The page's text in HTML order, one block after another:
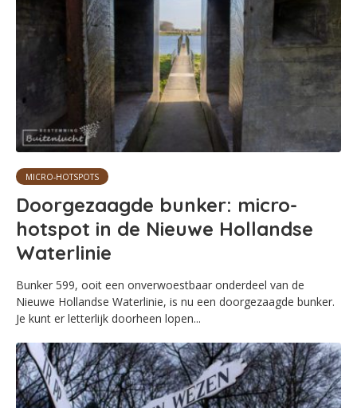
MICRO-HOTSPOTS
Doorgezaagde bunker: micro-
hotspot in de Nieuwe Hollandse
Waterlinie
Bunker 599, ooit een onverwoestbaar onderdeel van de
Nieuwe Hollandse Waterlinie, is nu een doorgezaagde bunker.
Je kunt er letterlijk doorheen lopen...